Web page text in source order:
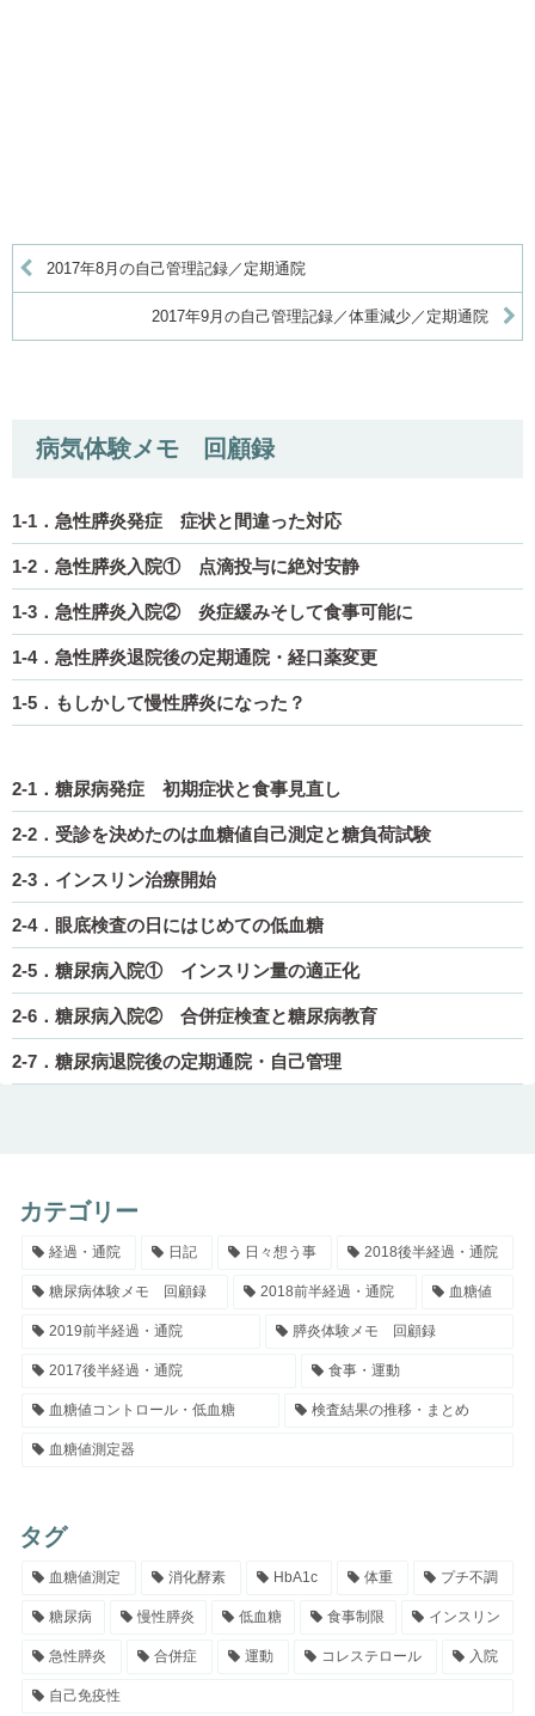
2017年8月の自己管理記録／定期通院
2017年9月の自己管理記録／体重減少／定期通院
病気体験メモ 回顧録
1-1．急性膵炎発症 症状と間違った対応
1-2．急性膵炎入院① 点滴投与に絶対安静
1-3．急性膵炎入院② 炎症緩みそして食事可能に
1-4．急性膵炎退院後の定期通院・経口薬変更
1-5．もしかして慢性膵炎になった？
2-1．糖尿病発症 初期症状と食事見直し
2-2．受診を決めたのは血糖値自己測定と糖負荷試験
2-3．インスリン治療開始
2-4．眼底検査の日にはじめての低血糖
2-5．糖尿病入院① インスリン量の適正化
2-6．糖尿病入院② 合併症検査と糖尿病教育
2-7．糖尿病退院後の定期通院・自己管理
カテゴリー
経過・通院 日記 日々想う事 2018後半経過・通院
糖尿病体験メモ 回顧録 2018前半経過・通院 血糖値
2019前半経過・通院 膵炎体験メモ 回顧録
2017後半経過・通院 食事・運動
血糖値コントロール・低血糖 検査結果の推移・まとめ
血糖値測定器
タグ
血糖値測定 消化酵素 HbA1c 体重 プチ不調
糖尿病 慢性膵炎 低血糖 食事制限 インスリン
急性膵炎 合併症 運動 コレステロール 入院
自己免疫性